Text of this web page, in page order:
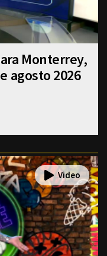
Monterrey,
agosto 2026